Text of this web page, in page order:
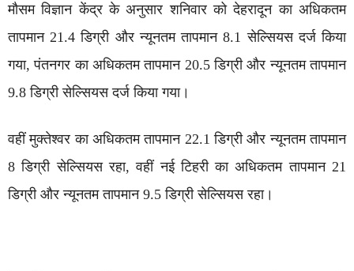
मौसम विज्ञान केंद्र के अनुसार शनिवार को देहरादून का अधिकतम
तापमान 21.4 डिग्री और न्यूनतम तापमान 8.1 सेल्सियस दर्ज किया
गया, पंतनगर का अधिकतम तापमान 20.5 डिग्री और न्यूनतम तापमान
9.8 डिग्री सेल्सियस दर्ज किया गया।
वहीं मुक्तेश्वर का अधिकतम तापमान 22.1 डिग्री और न्यूनतम तापमान
8 डिग्री सेल्सियस रहा, वहीं नई टिहरी का अधिकतम तापमान 21
डिग्री और न्यूनतम तापमान 9.5 डिग्री सेल्सियस रहा।